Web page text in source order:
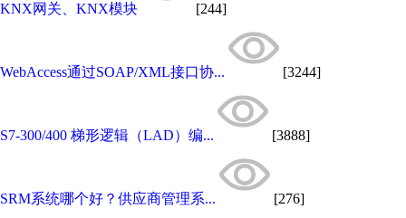
KNX网关、KNX模块 [244]
WebAccess通过SOAP/XML接口协... [3244]
S7-300/400 梯形逻辑（LAD）编... [3888]
SRM系统哪个好？供应商管理系... [276]